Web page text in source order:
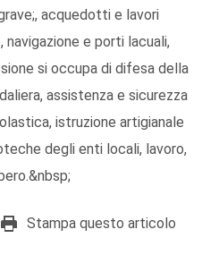
acquedotti e lavori
e porti lacuali,
si occupa di difesa della
assistenza e sicurezza
istruzione artigianale
degli enti locali, lavoro,
Stampa questo articolo